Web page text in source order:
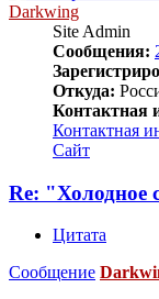
Darkwing
Site Admin
Сообщения:
Откуда:
Контактная
Контактная
Сайт
Re: "Холодное
Цитата
Сообщение